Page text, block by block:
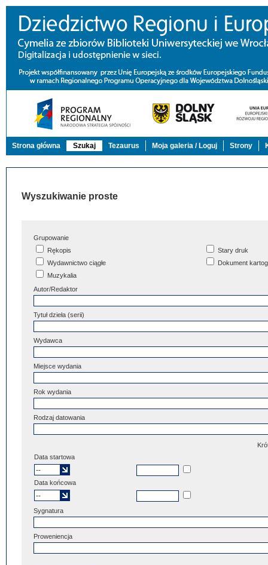
Strona główna Szukaj Tezaurus Moja galeria / Loguj Strony
Wyszukiwanie proste
Grupowanie
Rękopis
Stary druk
Wydawnictwo ciągłe
Dokument
Muzykalia
Autor/Redaktor
Tytuł dzieła (serii)
Wydawca
Miejsce wydania
Rok wydania
Rodzaj datowania
Data startowa
Data końcowa
Sygnatura
Proweniencja